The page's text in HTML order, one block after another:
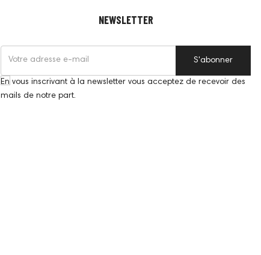
NEWSLETTER
S'abonner
En vous inscrivant à la newsletter vous acceptez de recevoir des
mails de notre part.